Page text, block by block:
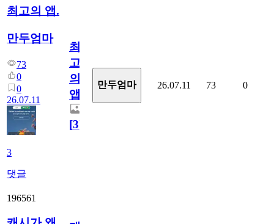
최고의 앱.
만두엄마
73
0
0
26.07.11
3
댓글
최
고
의
앱.
[3]
만두엄마 26.07.11 73 0
196561